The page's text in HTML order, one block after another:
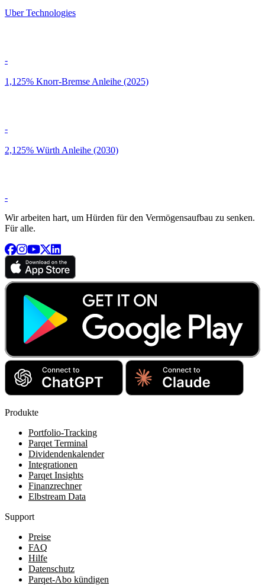
Uber Technologies
-
1,125% Knorr-Bremse Anleihe (2025)
-
2,125% Würth Anleihe (2030)
-
Wir arbeiten hart, um Hürden für den Vermögensaufbau zu senken.
Für alle.
Produkte
Portfolio-Tracking
Parqet Terminal
Dividendenkalender
Integrationen
Parqet Insights
Finanzrechner
Elbstream Data
Support
Preise
FAQ
Hilfe
Datenschutz
Parqet-Abo kündigen